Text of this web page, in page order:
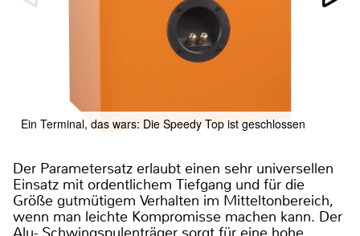
Ein Terminal, das wars: Die Speedy Top ist geschlossen
Der Parametersatz erlaubt einen sehr universellen
Einsatz mit ordentlichem Tiefgang und für die
Größe gutmütigem Verhalten im Mitteltonbereich,
wenn man leichte Kompromisse machen kann. Der